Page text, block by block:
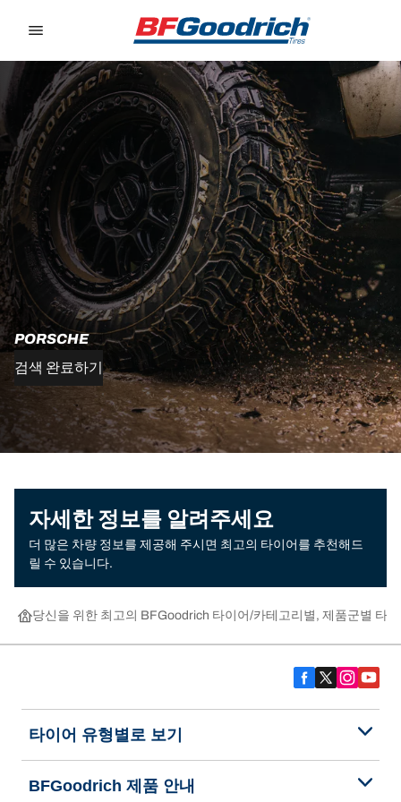
PORSCHE
검색 완료하기
자세한 정보를 알려주세요
더 많은 차량 정보를 제공해 주시면 최고의 타이어를 추천해드
릴 수 있습니다.
당신을 위한 최고의 BFGoodrich 타이어 카테고리별, 제품군별 타
타이어 유형별로 보기
BFGoodrich 제품 안내